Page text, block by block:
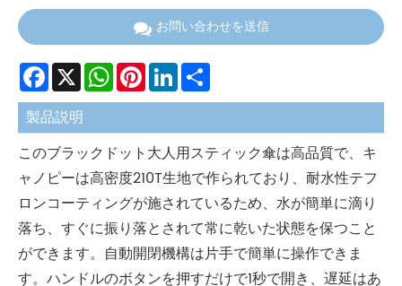
お問い合わせを送信
Facebook
X WhatsAppPinterestLinkedIn
製品説明
このブラックドット大人用スティック傘は高品質で、キ
ャノピーは高密度210T生地で作られており、耐水性テフ
ロンコーティングが施されているため、水が簡単に滴り
落ち、すぐに振り落とされて常に乾いた状態を保つこと
ができます。自動開閉機構は片手で簡単に操作できま
す。ハンドルのボタンを押すだけで1秒で開き、遅延はあ